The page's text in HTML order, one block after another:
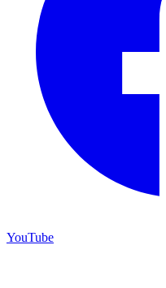
YouTube